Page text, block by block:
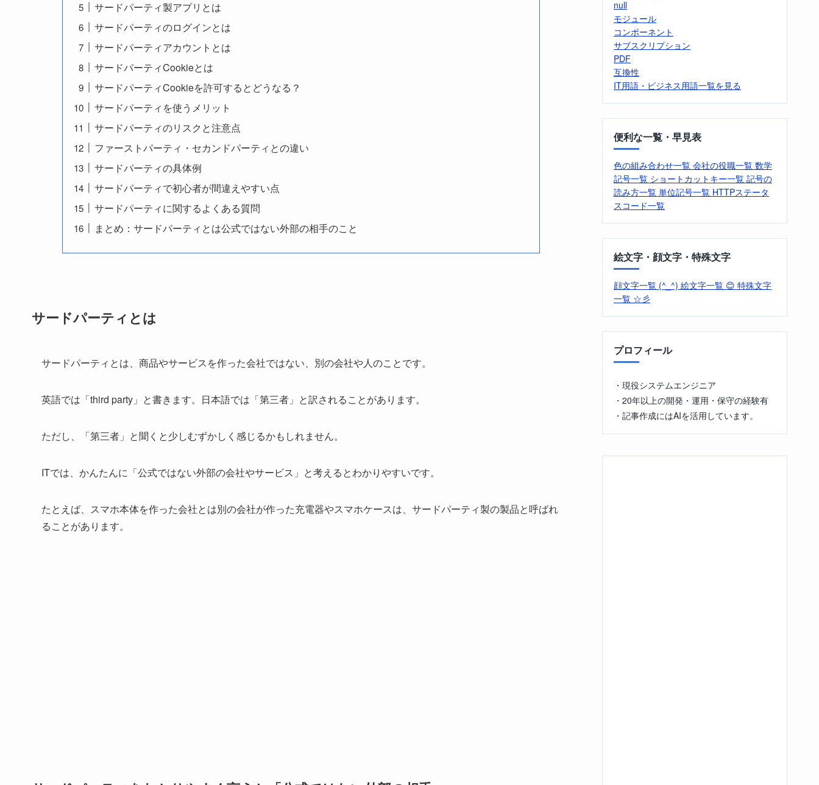
サードパーティ製アプリとは
サードパーティのログインとは
サードパーティアカウントとは
サードパーティCookieとは
サードパーティCookieを許可するとどうなる？
サードパーティを使うメリット
サードパーティのリスクと注意点
ファーストパーティ・セカンドパーティとの違い
サードパーティの具体例
サードパーティで初心者が間違えやすい点
サードパーティに関するよくある質問
まとめ：サードパーティとは公式ではない外部の相手のこと
サードパーティとは
サードパーティとは、商品やサービスを作った会社ではない、別の会社や人のことです。
英語では「third party」と書きます。日本語では「第三者」と訳されることがあります。
ただし、「第三者」と聞くと少しむずかしく感じるかもしれません。
ITでは、かんたんに「公式ではない外部の会社やサービス」と考えるとわかりやすいです。
たとえば、スマホ本体を作った会社とは別の会社が作った充電器やスマホケースは、サードパーティ製の製品と呼ばれ
ることがあります。
null
モジュール
コンポーネント
サブスクリプション
PDF
互換性
IT用語・ビジネス用語一覧を見る
便利な一覧・早見表
色の組み合わせ一覧 会社の役職一覧 数学
記号一覧 ショートカットキー一覧 記号の
読み方一覧 単位記号一覧 HTTPステータ
スコード一覧
絵文字・顔文字・特殊文字
顔文字一覧 (^_^) 絵文字一覧 😊 特殊文字
一覧 ☆彡
プロフィール
・現役システムエンジニア
・20年以上の開発・運用・保守の経験有
・記事作成にはAIを活用しています。